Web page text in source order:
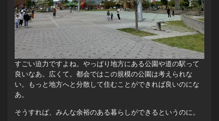
すごい迫力ですよね。やっぱり地方にある公園や道の駅って
良いなあ。広くて。都会ではこの規模の公園は考えられな
い。もっと地方へと分散して住むことができれば良いのにな
あ。
そうすれば、みんな余裕のある暮らしができるというのに。